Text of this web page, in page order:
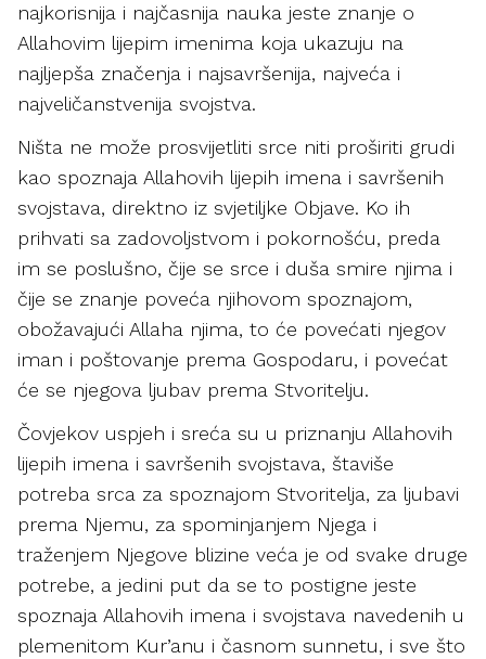
najkorisnija i najčasnija nauka jeste znanje o
Allahovim lijepim imenima koja ukazuju na
najljepša značenja i najsavršenija, najveća i
najveličanstvenija svojstva.
Ništa ne može prosvijetliti srce niti proširiti grudi
kao spoznaja Allahovih lijepih imena i savršenih
svojstava, direktno iz svjetiljke Objave. Ko ih
prihvati sa zadovoljstvom i pokornošću, preda
im se poslušno, čije se srce i duša smire njima i
čije se znanje poveća njihovom spoznajom,
obožavajući Allaha njima, to će povećati njegov
iman i poštovanje prema Gospodaru, i povećat
će se njegova ljubav prema Stvoritelju.
Čovjekov uspjeh i sreća su u priznanju Allahovih
lijepih imena i savršenih svojstava, štaviše
potreba srca za spoznajom Stvoritelja, za ljubavi
prema Njemu, za spominjanjem Njega i
traženjem Njegove blizine veća je od svake druge
potrebe, a jedini put da se to postigne jeste
spoznaja Allahovih imena i svojstava navedenih u
plemenitom Kur’anu i časnom sunnetu, i sve što